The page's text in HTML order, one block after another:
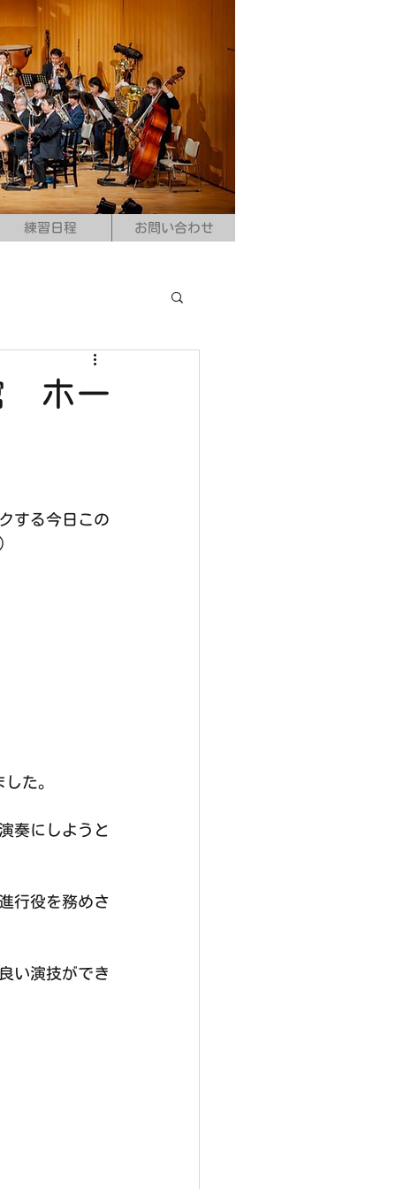
練習日程 お問い合わせ
ホー
する今日この
た。
奏にしようと
行役を務めさ
い演技ができ